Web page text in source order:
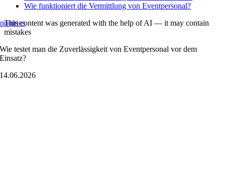
Wie funktioniert die Vermittlung von Eventpersonal?
This content was generated with the help of AI — it may contain
mistakes
Wie testet man die Zuverlässigkeit von Eventpersonal vor dem
Einsatz?
14.06.2026